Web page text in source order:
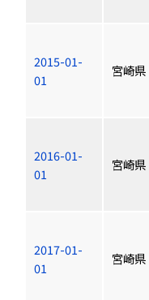
2015-01-
01
宮崎県
2016-01-
01
宮崎県
2017-01-
01
宮崎県